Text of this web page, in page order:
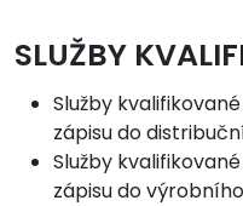
SLUŽBY
Služby
zápisu do
Služby
zápisu do